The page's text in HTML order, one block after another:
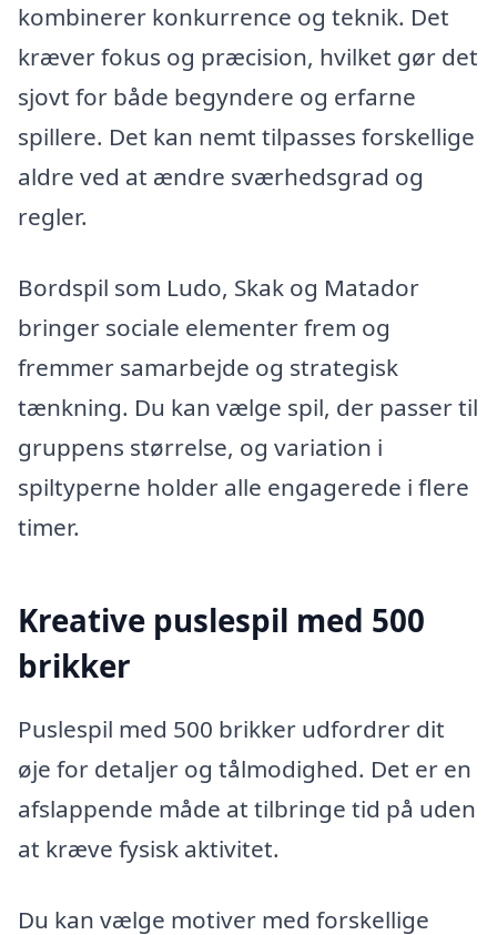
kombinerer konkurrence og teknik. Det
kræver fokus og præcision, hvilket gør det
sjovt for både begyndere og erfarne
spillere. Det kan nemt tilpasses forskellige
aldre ved at ændre sværhedsgrad og
regler.
Bordspil som Ludo, Skak og Matador
bringer sociale elementer frem og
fremmer samarbejde og strategisk
tænkning. Du kan vælge spil, der passer til
gruppens størrelse, og variation i
spiltyperne holder alle engagerede i flere
timer.
Kreative puslespil med 500
brikker
Puslespil med 500 brikker udfordrer dit
øje for detaljer og tålmodighed. Det er en
afslappende måde at tilbringe tid på uden
at kræve fysisk aktivitet.
Du kan vælge motiver med forskellige